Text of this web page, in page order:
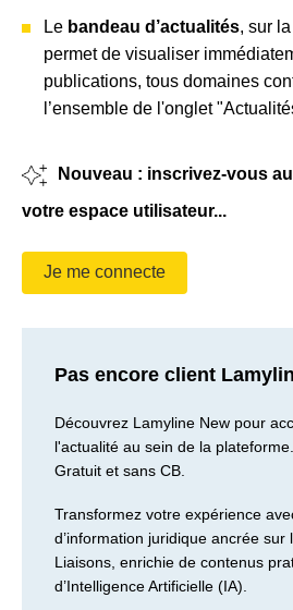
Le bandeau d’actualités, sur
permet de visualiser
publications, tous domaines
l’ensemble de l'onglet
Nouveau : inscrivez-vous
votre espace utilisateur...
Je me connecte
Pas encore client
Découvrez Lamyline New pour
l'actualité au sein de la plateforme.
Gratuit et sans CB.
Transformez votre expérience
d’information juridique ancrée sur
Liaisons, enrichie de contenus
d’Intelligence Artificielle (IA).